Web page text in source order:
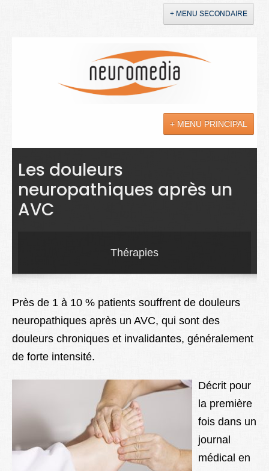
+ MENU SECONDAIRE
+ MENU PRINCIPAL
Actualités
Sciences
Maladies
Better Health
Les douleurs
neuropathiques après un
AVC
Thérapies
Près de 1 à 10 % patients souffrent de douleurs
neuropathiques après un AVC, qui sont des
douleurs chroniques et invalidantes, généralement
de forte intensité.
Décrit pour
la première
fois dans un
journal
médical en